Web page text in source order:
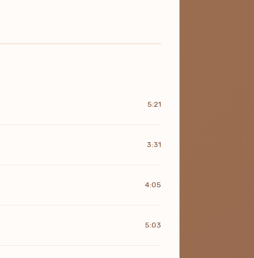
5:21
3:31
4:05
5:03